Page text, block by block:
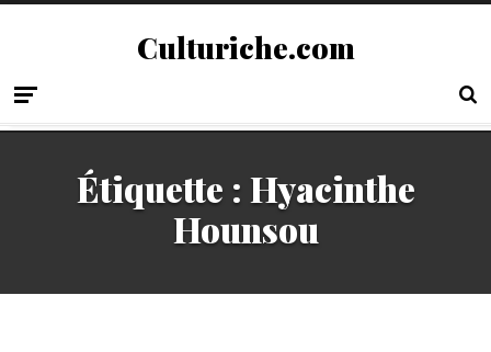
Culturiche.com
Étiquette : Hyacinthe
Hounsou